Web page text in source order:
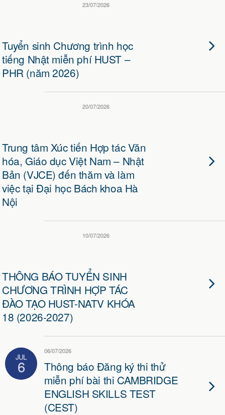
23/07/2026
Tuyển sinh Chương trình học
tiếng Nhật miễn phí HUST –
PHR (năm 2026)
20/07/2026
Trung tâm Xúc tiến Hợp tác Văn
hóa, Giáo dục Việt Nam – Nhật
Bản (VJCE) đến thăm và làm
việc tại Đại học Bách khoa Hà
Nội
10/07/2026
THÔNG BÁO TUYỂN SINH
CHƯƠNG TRÌNH HỢP TÁC
ĐÀO TẠO HUST-NATV KHÓA
18 (2026-2027)
JUL
6
06/07/2026
Thông báo Đăng ký thi thử
miễn phí bài thi CAMBRIDGE
ENGLISH SKILLS TEST
(CEST)